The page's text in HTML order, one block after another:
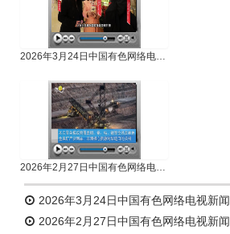
2026年3月24日中国有色网络电视新闻
2026年2月27日中国有色网络电视新闻
2026年3月24日中国有色网络电视新闻
2026年2月27日中国有色网络电视新闻